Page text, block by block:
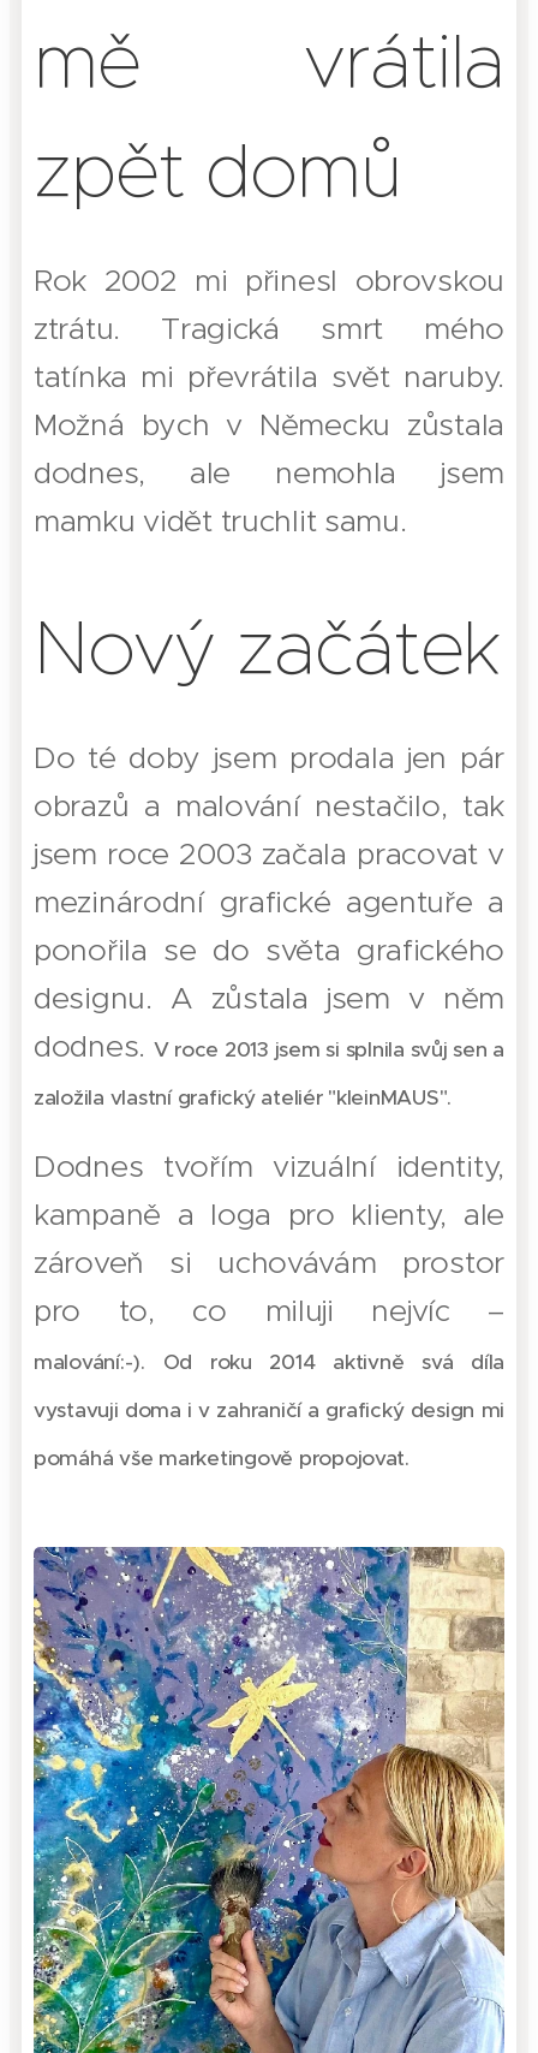
mě vrátila
zpět domů
Rok 2002 mi přinesl obrovskou
ztrátu. Tragická smrt mého
tatínka mi převrátila svět naruby.
Možná bych v Německu zůstala
dodnes, ale nemohla jsem
mamku vidět truchlit samu.
Nový začátek
Do té doby jsem prodala jen pár
obrazů a malování nestačilo, tak
jsem roce 2003 začala pracovat v
mezinárodní grafické agentuře a
ponořila se do světa grafického
designu. A zůstala jsem v něm
dodnes. V roce 2013 jsem si splnila svůj sen a
založila vlastní grafický ateliér "kleinMAUS".
Dodnes tvořím vizuální identity,
kampaně a loga pro klienty, ale
zároveň si uchovávám prostor
pro to, co miluji nejvíc –
malování:-). Od roku 2014 aktivně svá díla
vystavuji doma i v zahraničí a grafický design mi
pomáhá vše marketingově propojovat.